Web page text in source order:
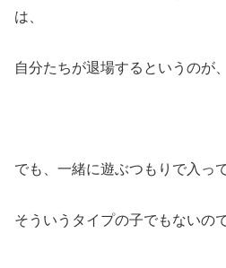
は、
自分たちが退場するというのが
でも、一緒に遊ぶつもりで入っ
そういうタイプの子でもないの